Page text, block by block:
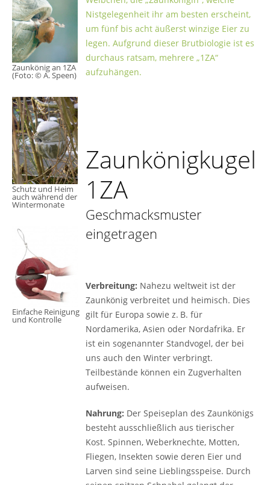
Zaunkönig an 1ZA
(Foto: © A. Speen)
Schutz und Heim
auch während der
Wintermonate
Einfache Reinigung
und Kontrolle
Nistgelegenheit ihr am besten erscheint,
um fünf bis acht äußerst winzige Eier zu
legen. Aufgrund dieser Brutbiologie ist es
durchaus ratsam, mehrere „1ZA“
aufzuhängen.
Zaunkönigkugel
1ZA
Geschmacksmuster
eingetragen
Verbreitung: Nahezu weltweit ist der
Zaunkönig verbreitet und heimisch. Dies
gilt für Europa sowie z. B. für
Nordamerika, Asien oder Nordafrika. Er
ist ein sogenannter Standvogel, der bei
uns auch den Winter verbringt.
Teilbestände können ein Zugverhalten
aufweisen.
Nahrung: Der Speiseplan des Zaunkönigs
besteht ausschließlich aus ­tierischer
Kost. Spinnen, Weberknechte, Motten,
Fliegen, Insekten sowie deren Eier und
Larven sind seine Lieblingsspeise. Durch